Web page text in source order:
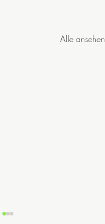
Alle ansehen